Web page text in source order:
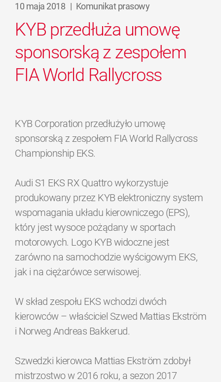
10 maja 2018 | Komunikat prasowy
KYB przedłuża umowę
sponsorską z zespołem
FIA World Rallycross
KYB Corporation przedłużyło umowę
sponsorską z zespołem FIA World Rallycross
Championship EKS.
Audi S1 EKS RX Quattro wykorzystuje
produkowany przez KYB elektroniczny system
wspomagania układu kierowniczego (EPS),
który jest wysoce pożądany w sportach
motorowych. Logo KYB widoczne jest
zarówno na samochodzie wyścigowym EKS,
jak i na ciężarówce serwisowej.
W skład zespołu EKS wchodzi dwóch
kierowców – właściciel Szwed Mattias Ekström
i Norweg Andreas Bakkerud.
Szwedzki kierowca Mattias Ekström zdobył
mistrzostwo w 2016 roku, a sezon 2017